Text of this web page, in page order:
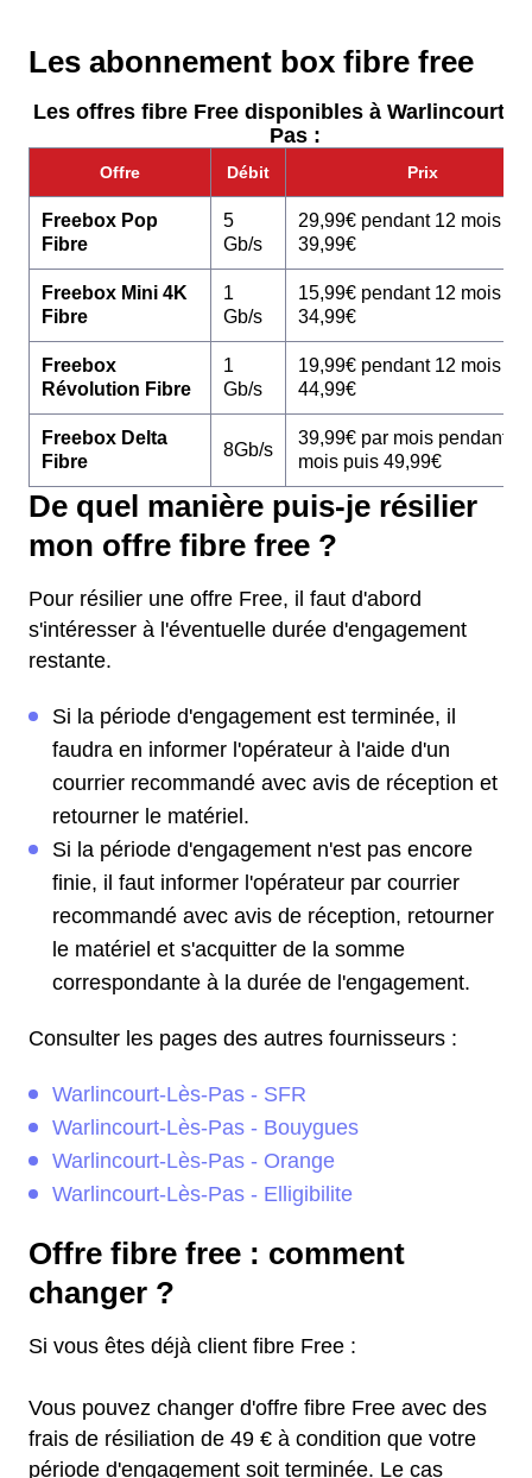
Les abonnement box fibre free
Les offres fibre Free disponibles à Warlincourt-
Pas :
Offre Débit Prix
Freebox Pop
Fibre
5
Gb/s
29,99€ pendant 12 mois
39,99€
Freebox Mini 4K
Fibre
1
Gb/s
15,99€ pendant 12 mois
34,99€
Freebox
Révolution Fibre
1
Gb/s
19,99€ pendant 12 mois
44,99€
Freebox Delta
Fibre
8Gb/s
39,99€ par mois pendant 12
mois puis 49,99€
De quel manière puis-je résilier
mon offre fibre free ?
Pour résilier une offre Free, il faut d'abord
s'intéresser à l'éventuelle durée d'engagement
restante.
Si la période d'engagement est terminée, il
faudra en informer l'opérateur à l'aide d'un
courrier recommandé avec avis de réception et
retourner le matériel.
Si la période d'engagement n'est pas encore
finie, il faut informer l'opérateur par courrier
recommandé avec avis de réception, retourner
le matériel et s'acquitter de la somme
correspondante à la durée de l'engagement.
Consulter les pages des autres fournisseurs :
Warlincourt-Lès-Pas - SFR
Warlincourt-Lès-Pas - Bouygues
Warlincourt-Lès-Pas - Orange
Warlincourt-Lès-Pas - Elligibilite
Offre fibre free : comment
changer ?
Si vous êtes déjà client fibre Free :
Vous pouvez changer d'offre fibre Free avec des
frais de résiliation de 49 € à condition que votre
période d'engagement soit terminée. Le cas